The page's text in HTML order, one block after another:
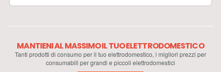
MANTIENI AL MASSIMO IL TUO ELETTRODOMESTICO
Tanti prodotti di consumo per il tuo elettrodomestico, i migliori prezzi per
consumabili per grandi e piccoli elettrodomestici